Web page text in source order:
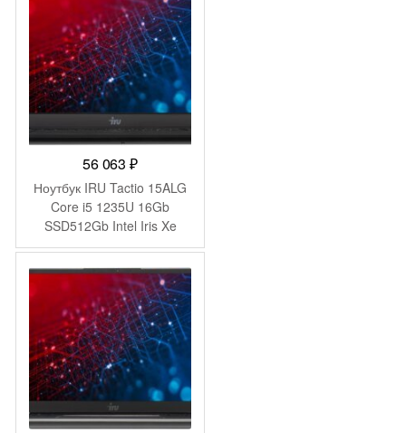
(2058897)
56 063₽
Ноутбук IRU Tactio 15ALG
Core i5 1235U 16Gb
SSD512Gb Intel Iris Xe
graphics 15.6″ IPS FHD
(1920×1080) без ОС black
WiFi BT Cam 4500mAh
(2023571)